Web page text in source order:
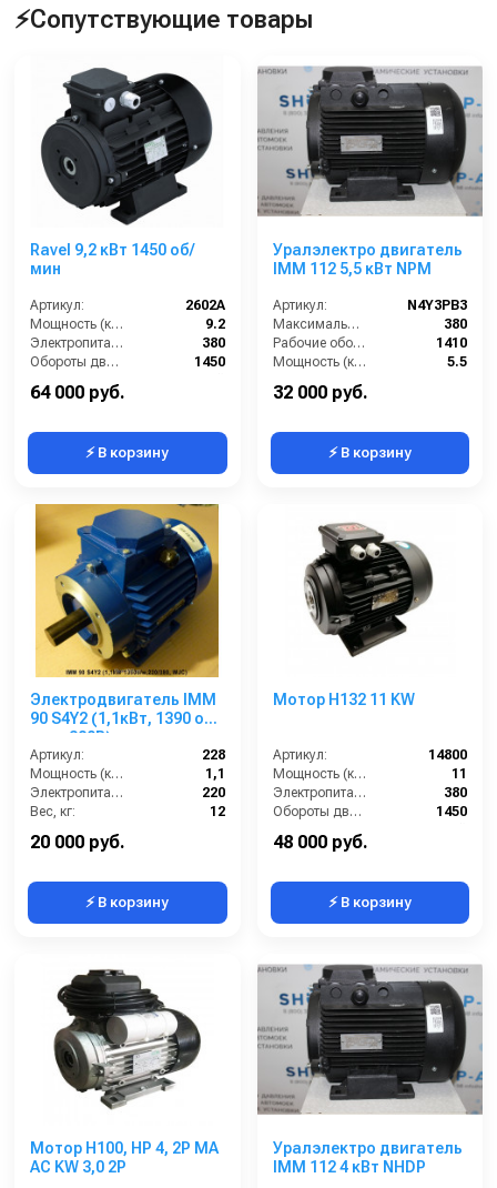
⚡Сопутствующие товары
Ravel 9,2 кВт 1450 об/
мин
Артикул:
2602A
Мощность (кВт):
9.2
Электропитание (В):
380
Обороты двигателя (об/мин):
1450
64 000 руб.
⚡ В корзину
Уралэлектро двигатель
IMM 112 5,5 кВт NPM
Артикул:
N4Y3PB3
Максимальное напряжение (В):
380
Рабочие обороты вала (об/мин):
1410
Мощность (кВт):
5.5
Габариты (ДхШхВ):
32 000 руб.
⚡ В корзину
Электродвигатель IMM
90 S4Y2 (1,1кВт, 1390 об/
мин, 380В)
Артикул:
228
Мощность (кВт):
1,1
Электропитание (В):
220
Вес, кг:
12
20 000 руб.
⚡ В корзину
Мотор H132 11 KW
Артикул:
14800
Мощность (кВт):
11
Электропитание (В):
380
Обороты двигателя (об/мин):
1450
48 000 руб.
⚡ В корзину
Мотор H100, HP 4, 2P MA
AC KW 3,0 2P
Уралэлектро двигатель
IMM 112 4 кВт NHDP